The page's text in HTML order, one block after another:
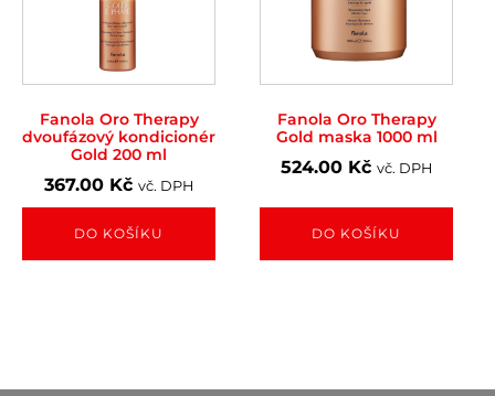
Fanola Oro Therapy
dvoufázový kondicionér
Gold 200 ml
367.00 Kč vč. DPH
DO KOŠÍKU
Fanola Oro Therapy
Gold maska 1000 ml
524.00 Kč vč. DPH
DO KOŠÍKU